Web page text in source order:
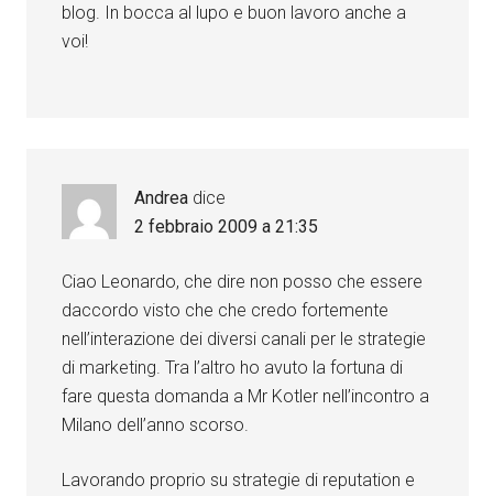
blog. In bocca al lupo e buon lavoro anche a
voi!
Andrea dice
2 febbraio 2009 a 21:35
Ciao Leonardo, che dire non posso che essere
daccordo visto che che credo fortemente
nell’interazione dei diversi canali per le strategie
di marketing. Tra l’altro ho avuto la fortuna di
fare questa domanda a Mr Kotler nell’incontro a
Milano dell’anno scorso.
Lavorando proprio su strategie di reputation e